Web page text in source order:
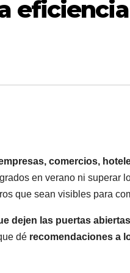
comercios,
en verano ni superar
que sean visibles para
dejen las puertas
dé recomendaciones a